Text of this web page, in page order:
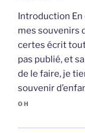
Introduction En
mes souvenirs
certes écrit tout
pas publié, et
de le faire, je
souvenir
OH